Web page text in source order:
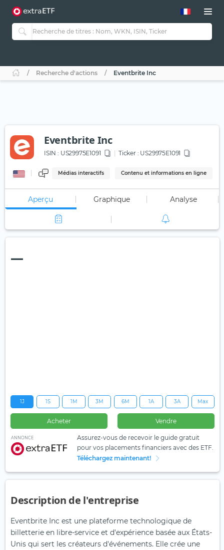
Recherche d'actions Eventbrite Inc
Eventbrite Inc
ISIN : US29975E1091 Ticker : US29975E1091
Médias interactifs Contenu et informations en ligne
Aperçu Graphique Analyse
—
1J 1S 1M 3M 6M 1A 3A Max
Acheter Vendre
ANNONCE
Assurez-vous de recevoir le guide gratuit
pour vos placements financiers avec des ETF.
Téléchargez maintenant!
Description de l'entreprise
Eventbrite Inc est une plateforme technologique de
billetterie en libre-service et d'expérience basée aux États-
Unis qui sert les créateurs d'événements. Elle crée une